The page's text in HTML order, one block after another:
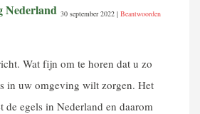
Nederland 30 september 2022 | Beantwoorden
Wat fijn om te horen dat u zo
in uw omgeving wilt zorgen. Het
de egels in Nederland en daarom